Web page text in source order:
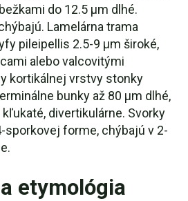
do 12.5 µm dlhé.
Lamelárna trama
pileipellis 2.5-9 µm široké,
alebo valcovitými
kortikálnej vrstvy stonky
bunky až 80 µm dlhé,
divertikulárne. Svorky
sporkovej forme, chýbajú v 2-
etymológia